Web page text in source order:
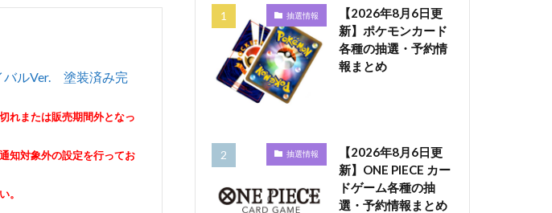
バルVer. 塗装済み完
れまたは販売期間外となっ
知対象外の設定を行ってお
。
抽選情報
【2026年8月6日更
新】ポケモンカード
各種の抽選・予約情
報まとめ
抽選情報
【2026年8月6日更
新】ONE PIECE カー
ドゲーム各種の抽
選・予約情報まとめ